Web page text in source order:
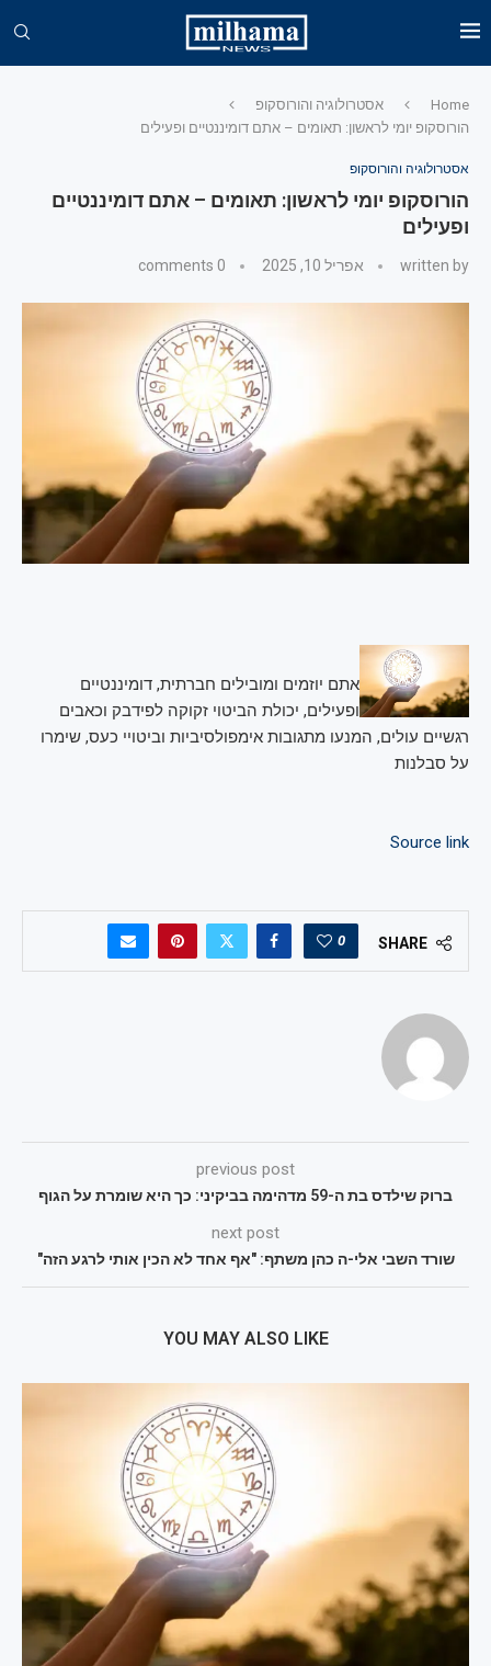
Home
אסטרולוגיה והורוסקופ
הורוסקופ יומי לראשון: תאומים – אתם דומיננטיים ופעילים
אסטרולוגיה והורוסקופ
הורוסקופ יומי לראשון: תאומים – אתם דומיננטיים
ופעילים
written by אפריל 10, 2025 0 comments
אתם יוזמים ומובילים חברתית, דומיננטיים
ופעילים, יכולת הביטוי זקוקה לפידבק וכאבים
רגשיים עולים, המנעו מתגובות אימפולסיביות וביטויי כעס, שימרו
על סבלנות
Source link
SHARE
0
previous post
ברוק שילדס בת ה-59 מדהימה בביקיני: כך היא שומרת על הגוף
next post
שורד השבי אלי-ה כהן משתף: "אף אחד לא הכין אותי לרגע הזה"
YOU MAY ALSO LIKE